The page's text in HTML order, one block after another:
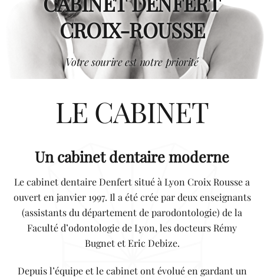
CROIX-ROUSSE
Votre sourire est notre priorité
LE CABINET
Un cabinet dentaire moderne
Le cabinet dentaire Denfert situé à Lyon Croix Rousse a
ouvert en janvier 1997. Il a été crée par deux enseignants
(assistants du département de parodontologie) de la
Faculté d’odontologie de Lyon, les docteurs Rémy
Bugnet et Eric Debize.
Depuis l’équipe et le cabinet ont évolué en gardant un